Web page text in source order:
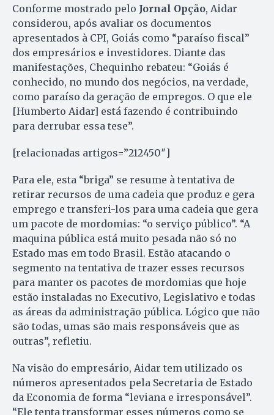
Conforme mostrado pelo Jornal Opção, Aidar
considerou, após avaliar os documentos
apresentados à CPI, Goiás como “paraíso fiscal”
dos empresários e investidores. Diante das
manifestações, Chequinho rebateu: “Goiás é
conhecido, no mundo dos negócios, na verdade,
como paraíso da geração de empregos. O que ele
[Humberto Aidar] está fazendo é contribuindo
para derrubar essa tese”.
[relacionadas artigos=”212450″]
Para ele, esta “briga” se resume à tentativa de
retirar recursos de uma cadeia que produz e gera
emprego e transferi-los para uma cadeia que gera
um pacote de mordomias: “o serviço público”. “A
maquina pública está muito pesada não só no
Estado mas em todo Brasil. Estão atacando o
segmento na tentativa de trazer esses recursos
para manter os pacotes de mordomias que hoje
estão instaladas no Executivo, Legislativo e todas
as áreas da administração pública. Lógico que não
são todas, umas são mais responsáveis que as
outras”, refletiu.
Na visão do empresário, Aidar tem utilizado os
números apresentados pela Secretaria de Estado
da Economia de forma “leviana e irresponsável”.
“Ele tenta transformar esses números como se